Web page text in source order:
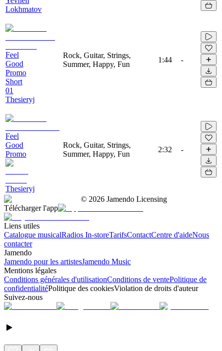
Lokhmatov
Feel
Good
Promo
Short
01
Thesieryj
Rock, Guitar, Strings,
Summer, Happy, Fun
1:44 -
Feel
Good
Promo
Thesieryj
Rock, Guitar, Strings,
Summer, Happy, Fun
2:32 -
© 2026 Jamendo Licensing
Télécharger l'app
Liens utiles
Catalogue musicalRadios In-storeTarifsContactCentre d'aideNous
contacter
Jamendo
Jamendo pour les artistesJamendo Music
Mentions légales
Conditions générales d'utilisationConditions de ventePolitique de
confidentialitéPolitique des cookiesViolation de droits d'auteur
Suivez-nous